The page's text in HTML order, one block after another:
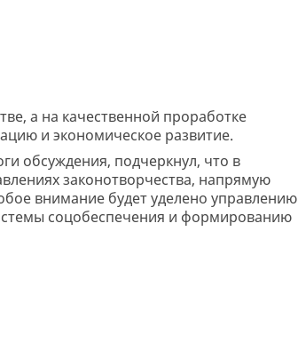
а на качественной проработке
и экономическое развитие.
обсуждения, подчеркнул, что в
законотворчества, напрямую
внимание будет уделено управлению
соцобеспечения и формированию